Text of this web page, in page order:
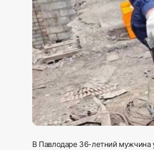
Русский
В Павлодаре 36-летний мужчина